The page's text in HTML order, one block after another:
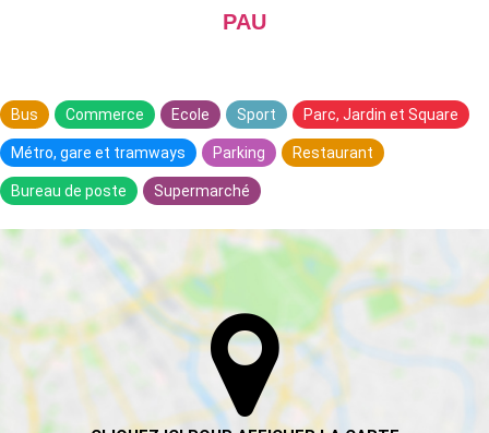
PAU
Bus Commerce Ecole Sport Parc, Jardin et Square
Métro, gare et tramways Parking Restaurant
Bureau de poste Supermarché